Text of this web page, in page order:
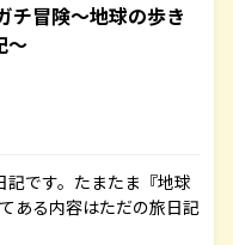
チ冒険～地球の歩き
～
です。たまたま『地球
ある内容はただの旅日記